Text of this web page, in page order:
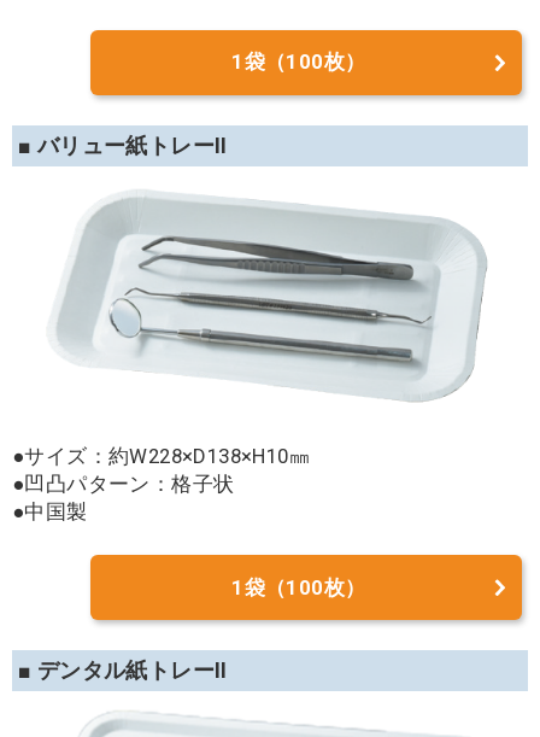
1袋（100枚）
■ バリュー紙トレーII
●サイズ：約W228×D138×H10㎜
●凹凸パターン：格子状
●中国製
1袋（100枚）
■ デンタル紙トレーII